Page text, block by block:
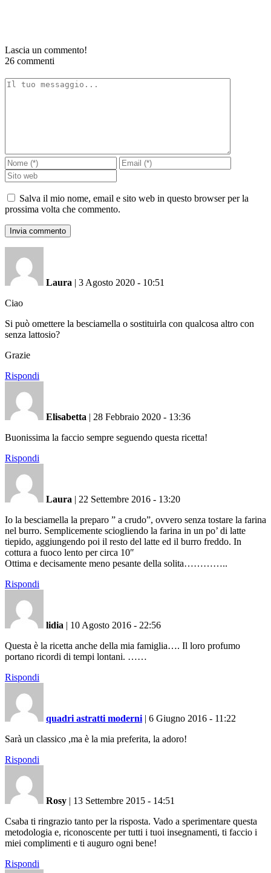
Lascia un commento!
26 commenti
Salva il mio nome, email e sito web in questo browser per la
prossima volta che commento.
Laura | 3 Agosto 2020 - 10:51
Ciao
Si può omettere la besciamella o sostituirla con qualcosa altro con
senza lattosio?
Grazie
Rispondi
Elisabetta | 28 Febbraio 2020 - 13:36
Buonissima la faccio sempre seguendo questa ricetta!
Rispondi
Laura | 22 Settembre 2016 - 13:20
Io la besciamella la preparo ” a crudo”, ovvero senza tostare la farina
nel burro. Semplicemente sciogliendo la farina in un po’ di latte
tiepido, aggiungendo poi il resto del latte ed il burro freddo. In
cottura a fuoco lento per circa 10″
Ottima e decisamente meno pesante della solita…………..
Rispondi
lidia | 10 Agosto 2016 - 22:56
Questa è la ricetta anche della mia famiglia…. Il loro profumo
portano ricordi di tempi lontani. ……
Rispondi
quadri astratti moderni | 6 Giugno 2016 - 11:22
Sarà un classico ,ma è la mia preferita, la adoro!
Rispondi
Rosy | 13 Settembre 2015 - 14:51
Csaba ti ringrazio tanto per la risposta. Vado a sperimentare questa
metodologia e, riconoscente per tutti i tuoi insegnamenti, ti faccio i
miei complimenti e ti auguro ogni bene!
Rispondi